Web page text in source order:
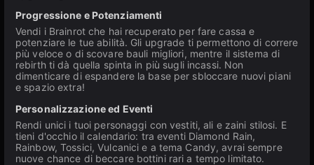
Progressione e Potenziamenti
Vendi i Brainrot che hai recuperato per fare cassa e
potenziare le tue abilità. Gli upgrade ti permettono di correre
più veloce o di scovare bauli migliori, mentre il sistema di
rebirth ti dà quella spinta in più sugli incassi. Non
dimenticare di espandere la base per sbloccare nuovi piani
e spazio extra!
Personalizzazione ed Eventi
Rendi unici i tuoi personaggi con vestiti, ali e zaini stilosi. E
tieni d'occhio il calendario: tra eventi Diamond Rain,
Rainbow, Tossici, Vulcanici e a tema Candy, avrai sempre
nuove chance di beccare bottini rari a tempo limitato.